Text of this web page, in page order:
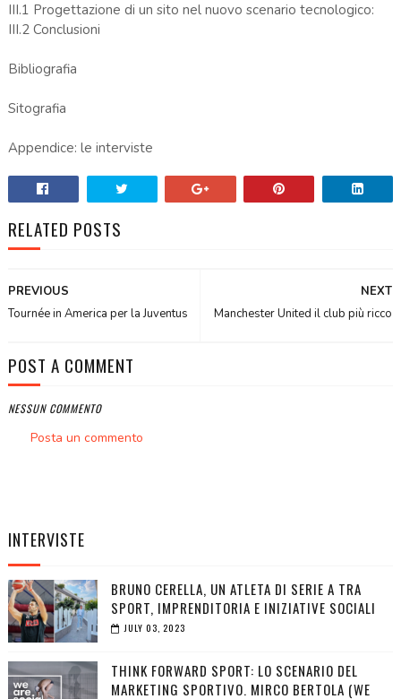
III.1 Progettazione di un sito nel nuovo scenario tecnologico:
III.2 Conclusioni
Bibliografia
Sitografia
Appendice: le interviste
RELATED POSTS
NEXT
Manchester United il club più ricco
PREVIOUS
Tournée in America per la Juventus
POST A COMMENT
NESSUN COMMENTO
Posta un commento
INTERVISTE
BRUNO CERELLA, UN ATLETA DI SERIE A TRA
SPORT, IMPRENDITORIA E INIZIATIVE SOCIALI
JULY 03, 2023
THINK FORWARD SPORT: LO SCENARIO DEL
MARKETING SPORTIVO. MIRCO BERTOLA (WE